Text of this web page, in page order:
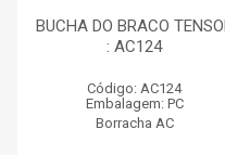
BUCHA DO BRACO
: AC124
Código: AC124
Embalagem: PC
Borracha AC